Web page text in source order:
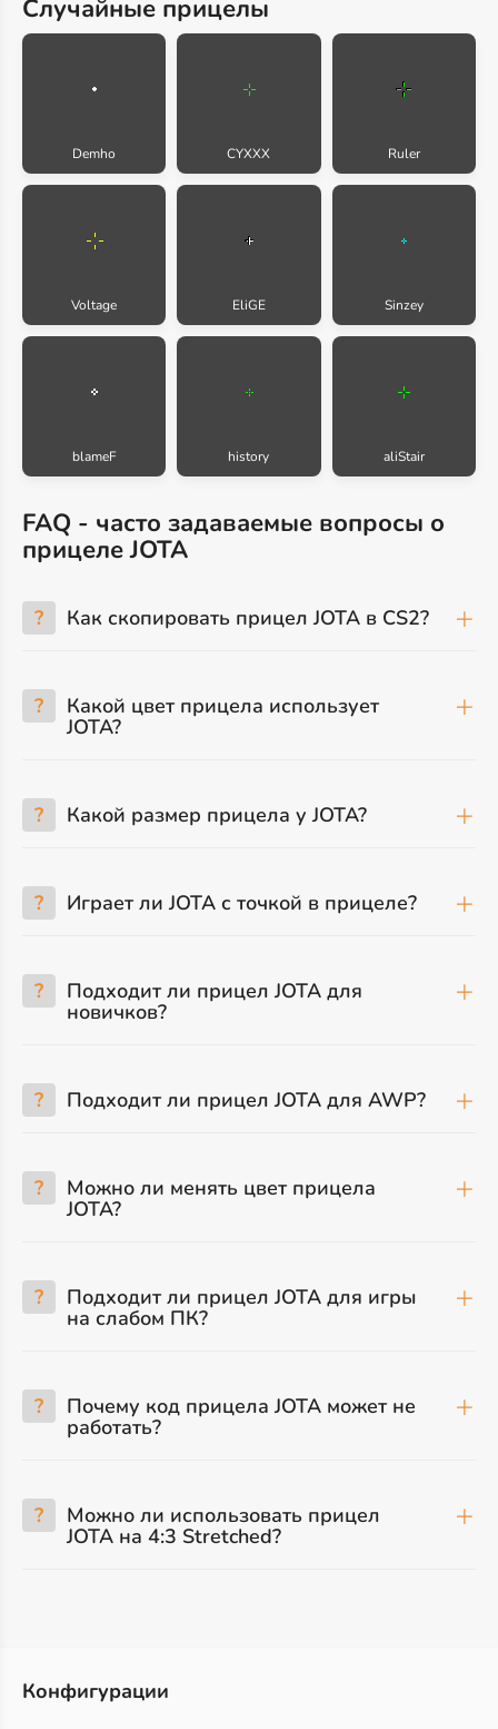
Случайные прицелы
Demho CYXXX Ruler
Voltage EliGE Sinzey
blameF history aliStair
FAQ - часто задаваемые вопросы о
прицеле JOTA
? Как скопировать прицел JOTA в CS2?
? Какой цвет прицела использует
JOTA?
? Какой размер прицела у JOTA?
? Играет ли JOTA с точкой в прицеле?
? Подходит ли прицел JOTA для
новичков?
? Подходит ли прицел JOTA для AWP?
? Можно ли менять цвет прицела
JOTA?
? Подходит ли прицел JOTA для игры
на слабом ПК?
? Почему код прицела JOTA может не
работать?
? Можно ли использовать прицел
JOTA на 4:3 Stretched?
Конфигурации